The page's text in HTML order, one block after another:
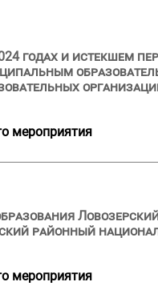
годах и истекшем
мероприятия
районный
мероприятия